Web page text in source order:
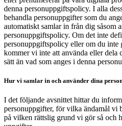
denna personuppgiftspolicy. I alla
behandla personuppgifter som du
automatiskt samlar in från dig såsom
personuppgiftspolicy. Om det inte
personuppgiftspolicy eller om du inte
kommer vi inte att använda eller dela
sätt än vad som anges i denna
Hur vi samlar in och använder dina
I det följande avsnittet hittar du
personuppgifter, för vilka ändamål vi
på vilken rättslig grund vi gör så och